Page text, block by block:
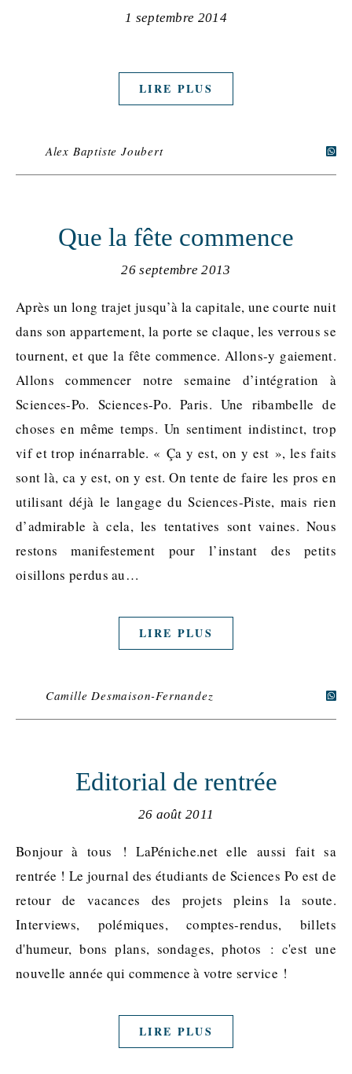
1 septembre 2014
LIRE PLUS
Alex Baptiste Joubert
Que la fête commence
26 septembre 2013
Après un long trajet jusqu’à la capitale, une courte nuit
dans son appartement, la porte se claque, les verrous se
tournent, et que la fête commence. Allons-y gaiement.
Allons commencer notre semaine d’intégration à
Sciences-Po. Sciences-Po. Paris. Une ribambelle de
choses en même temps. Un sentiment indistinct, trop
vif et trop inénarrable. « Ça y est, on y est », les faits
sont là, ca y est, on y est. On tente de faire les pros en
utilisant déjà le langage du Sciences-Piste, mais rien
d’admirable à cela, les tentatives sont vaines. Nous
restons manifestement pour l’instant des petits
oisillons perdus au…
LIRE PLUS
Camille Desmaison-Fernandez
Editorial de rentrée
26 août 2011
Bonjour à tous ! LaPéniche.net elle aussi fait sa
rentrée ! Le journal des étudiants de Sciences Po est de
retour de vacances des projets pleins la soute.
Interviews, polémiques, comptes-rendus, billets
d'humeur, bons plans, sondages, photos : c'est une
nouvelle année qui commence à votre service !
LIRE PLUS